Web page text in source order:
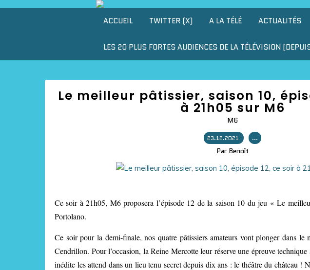
ACCUEIL TWITTER (X) A LA TÉLÉ ACTUALITÉS
LES 20 PLUS FORTES AUDIENCES DE LA TÉLÉVISION
Le meilleur pâtissier, saison 10,
à 21h05 sur M6
M6
23.12.2021 …
Par Benoît
Ce soir à 21h05, M6 proposera l’épisode 12 de la saison 10 du jeu « Le
Portolano.
Ce soir pour la demi-finale, nos quatre pâtissiers amateurs vont plonger dans le
Cendrillon. Pour l’occasion, la Reine Mercotte leur réserve une épreuve
inédite les attend dans un lieu tenu secret depuis dix ans : le théâtre du château !